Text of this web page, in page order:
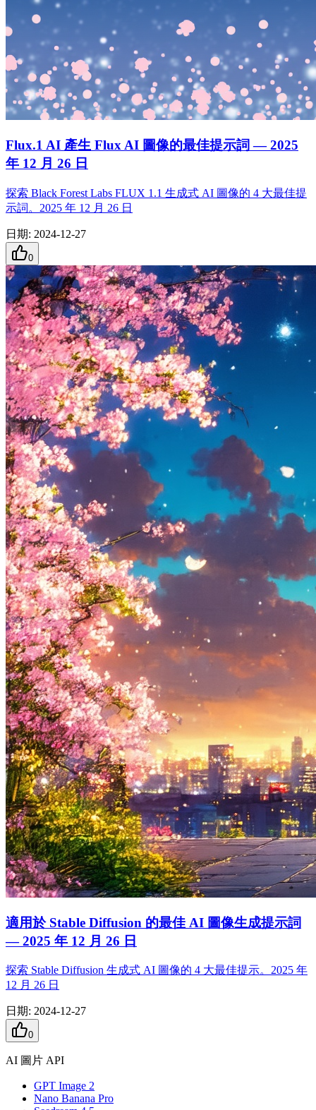
Flux.1 AI 產生 Flux AI 圖像的最佳提示詞 — 2025
年 12 月 26 日
探索 Black Forest Labs FLUX 1.1 生成式 AI 圖像的 4 大最佳提
示詞。2025 年 12 月 26 日
日期: 2024-12-27
0
適用於 Stable Diffusion 的最佳 AI 圖像生成提示詞
— 2025 年 12 月 26 日
探索 Stable Diffusion 生成式 AI 圖像的 4 大最佳提示。2025 年
12 月 26 日
日期: 2024-12-27
0
AI 圖片 API
GPT Image 2
Nano Banana Pro